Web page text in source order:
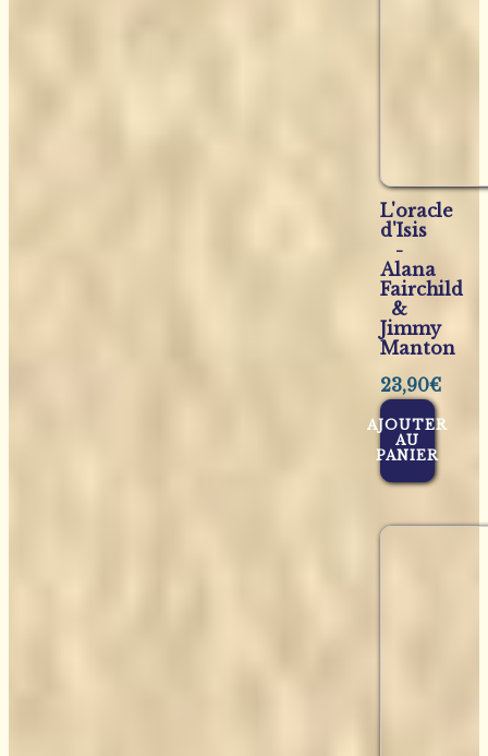
L'oracle
d'Isis
-
Alana
Fairchild
&
Jimmy
Manton
23,90€
AJOUTER
AU
PANIER